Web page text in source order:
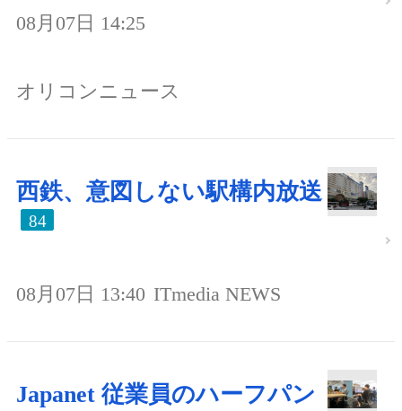
08月07日 14:25
オリコンニュース
西鉄、意図しない駅構内放送
84
08月07日 13:40 ITmedia NEWS
Japanet 従業員のハーフパン